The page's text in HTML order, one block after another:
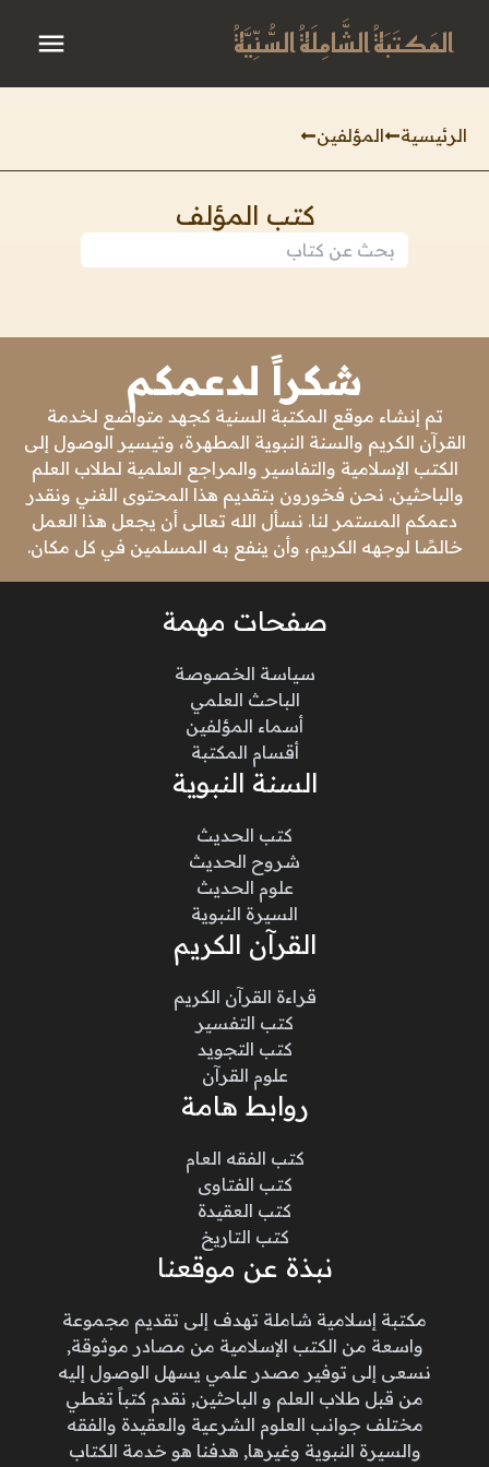
المَكتَبَةُ الشَّامِلَةُ السُّنِّيَّةُ
الرئيسية المؤلفين
كتب المؤلف
شكراً لدعمكم
تم إنشاء موقع المكتبة السنية كجهد متواضع لخدمة
القرآن الكريم والسنة النبوية المطهرة، وتيسير الوصول إلى
الكتب الإسلامية والتفاسير والمراجع العلمية لطلاب العلم
والباحثين. نحن فخورون بتقديم هذا المحتوى الغني ونقدر
دعمكم المستمر لنا. نسأل الله تعالى أن يجعل هذا العمل
خالصًا لوجهه الكريم، وأن ينفع به المسلمين في كل مكان.
صفحات مهمة
سياسة الخصوصة
الباحث العلمي
أسماء المؤلفين
أقسام المكتبة
السنة النبوية
كتب الحديث
شروح الحديث
علوم الحديث
السيرة النبوية
القرآن الكريم
قراءة القرآن الكريم
كتب التفسير
كتب التجويد
علوم القرآن
روابط هامة
كتب الفقه العام
كتب الفتاوى
كتب العقيدة
كتب التاريخ
نبذة عن موقعنا
مكتبة إسلامية شاملة تهدف إلى تقديم مجموعة
واسعة من الكتب الإسلامية من مصادر موثوقة,
نسعى إلى توفير مصدر علمي يسهل الوصول إليه
من قبل طلاب العلم و الباحثين, نقدم كتباً تغطي
مختلف جوانب العلوم الشرعية والعقيدة والفقه
والسيرة النبوية وغيرها, هدفنا هو خدمة الكتاب